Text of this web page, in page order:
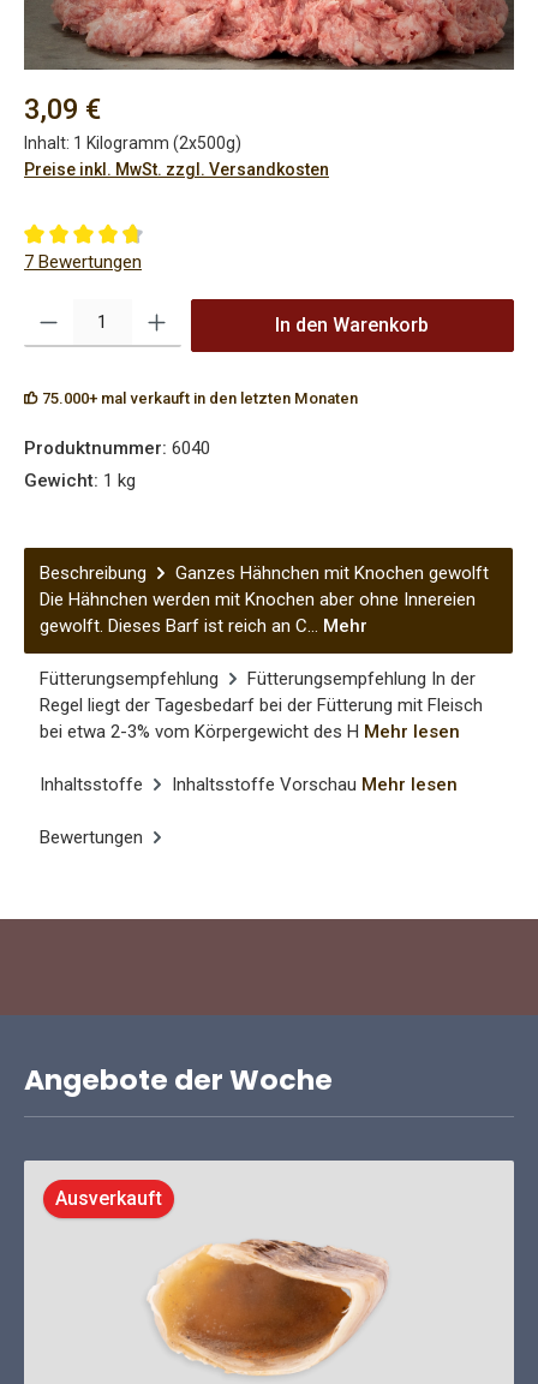
Regulärer Preis:
3,09 €
Inhalt: 1 Kilogramm (2x500g)
Preise inkl. MwSt. zzgl. Versandkosten
Durchschnittliche Bewertung von 4.86 von 5 Sternen
7 Bewertungen
Produkt Anzahl: Gib den gewünschten Wert ein oder benutze die
In den Warenkorb
75.000+ mal verkauft in den letzten Monaten
Produktnummer: 6040
Gewicht: 1 kg
Beschreibung
Ganzes Hähnchen mit Knochen gewolft
Die Hähnchen werden mit Knochen aber ohne Innereien
gewolft. Dieses Barf ist reich an C… Mehr
Fütterungsempfehlung
Fütterungsempfehlung In der
Regel liegt der Tagesbedarf bei der Fütterung mit Fleisch
bei etwa 2-3% vom Körpergewicht des H Mehr lesen
Inhaltsstoffe Inhaltsstoffe Vorschau Mehr lesen
Bewertungen
Angebote der Woche
Ausverkauft